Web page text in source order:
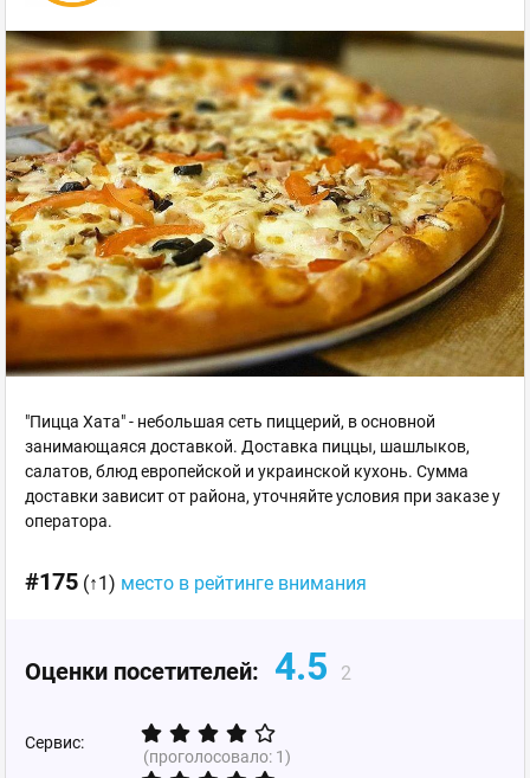
"Пицца Хата" - небольшая сеть пиццерий, в основной
занимающаяся доставкой. Доставка пиццы, шашлыков,
салатов, блюд европейской и украинской кухонь. Сумма
доставки зависит от района, уточняйте условия при заказе у
оператора.
#175 (↑1) место в рейтинге внимания
Оценки посетителей: 4.5 2
Сервис:
(проголосовало: 1)